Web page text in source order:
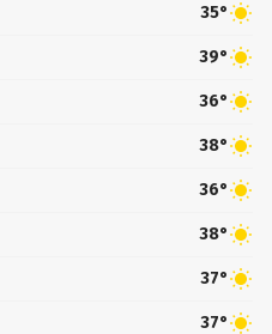
35°
39°
36°
38°
36°
38°
37°
37°